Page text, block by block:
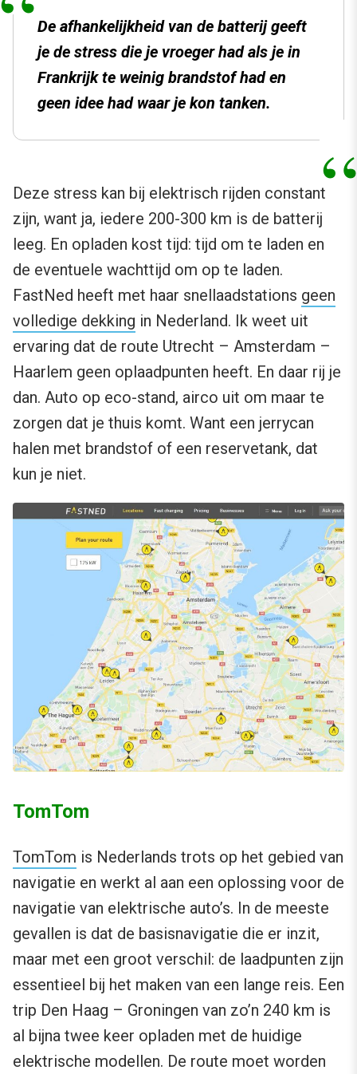
De afhankelijkheid van de batterij geeft
je de stress die je vroeger had als je in
Frankrijk te weinig brandstof had en
geen idee had waar je kon tanken.
Deze stress kan bij elektrisch rijden constant
zijn, want ja, iedere 200-300 km is de batterij
leeg. En opladen kost tijd: tijd om te laden en
de eventuele wachttijd om op te laden.
FastNed heeft met haar snellaadstations geen
volledige dekking in Nederland. Ik weet uit
ervaring dat de route Utrecht – Amsterdam –
Haarlem geen oplaadpunten heeft. En daar rij je
dan. Auto op eco-stand, airco uit om maar te
zorgen dat je thuis komt. Want een jerrycan
halen met brandstof of een reservetank, dat
kun je niet.
TomTom
TomTom is Nederlands trots op het gebied van
navigatie en werkt al aan een oplossing voor de
navigatie van elektrische auto’s. In de meeste
gevallen is dat de basisnavigatie die er inzit,
maar met een groot verschil: de laadpunten zijn
essentieel bij het maken van een lange reis. Een
trip Den Haag – Groningen van zo’n 240 km is
al bijna twee keer opladen met de huidige
elektrische modellen. De route moet worden